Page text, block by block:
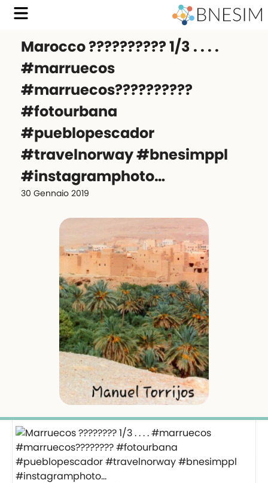
Marocco ?????????? 1/3 . . . .
#marruecos
#marruecos??????????
#fotourbana
#pueblopescador
#travelnorway #bnesimppl
#instagramphoto…
30 Gennaio 2019